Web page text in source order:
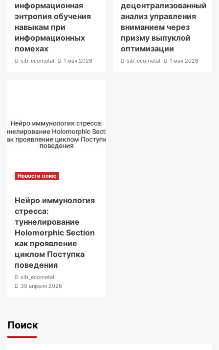
информационная
энтропия обучения
навыкам при
информационных
помехах
sib_ecometal 1 мая 2026
децентрализованный
анализ управления
вниманием через
призму выпуклой
оптимизации
sib_ecometal 1 мая 2026
Новости плюс
Нейро иммунология
стресса:
туннелирование
Holomorphic Section
как проявление
циклом Поступка
поведения
sib_ecometal
30 апреля 2026
Поиск